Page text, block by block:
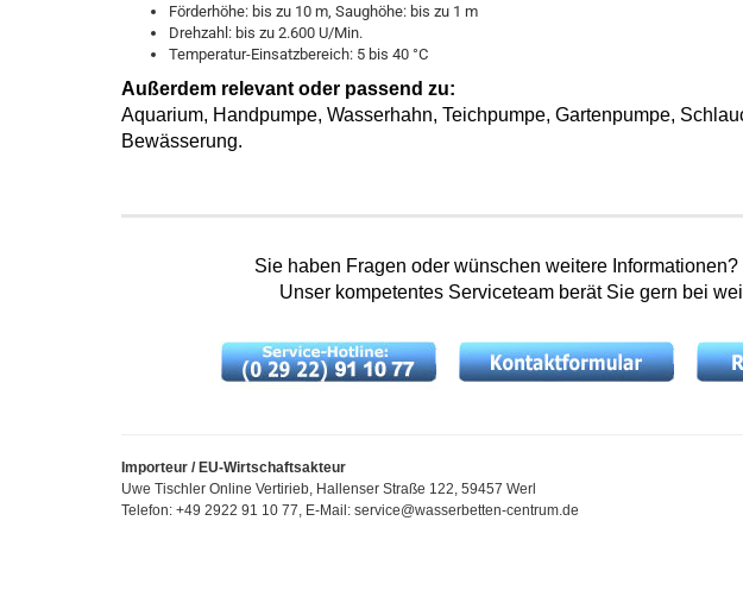
Förderhöhe: bis zu 10 m, Saughöhe: bis zu 1 m
Drehzahl: bis zu 2.600 U/Min.
Temperatur-Einsatzbereich: 5 bis 40 °C
Außerdem relevant oder passend zu:
Aquarium, Handpumpe, Wasserhahn, Teichpumpe, Gartenpumpe,
Bewässerung.
Sie haben Fragen oder wünschen weitere
Unser kompetentes Serviceteam berät Sie gern bei
Importeur / EU-Wirtschaftsakteur
Uwe Tischler Online Vertirieb, Hallenser Straße 122, 59457 Werl
Telefon: +49 2922 91 10 77, E-Mail: service@wasserbetten-centrum.de